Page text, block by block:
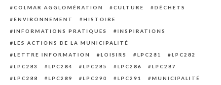
COLMAR AGGLOMÉRATION CULTURE
DÉCHETS
ENVIRONNEMENT
HISTOIRE
INFORMATIONS PRATIQUES
INSPIRATIONS
LES ACTIONS DE LA MUNICIPALITÉ
LETTRE INFORMATION
LOISIRS LPC281
LPC282
LPC283
LPC284 LPC285 LPC286
LPC287
LPC288
LPC289 LPC290 LPC291
MUNICIPALITÉ